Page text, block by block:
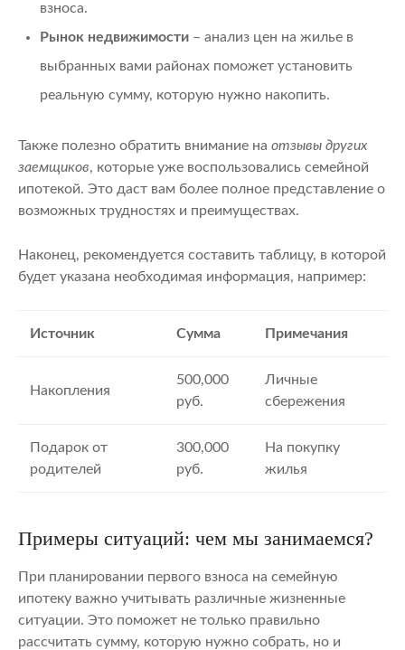
взноса.
Рынок недвижимости – анализ цен на жилье в
выбранных вами районах поможет установить
реальную сумму, которую нужно накопить.
Также полезно обратить внимание на отзывы других
заемщиков, которые уже воспользовались семейной
ипотекой. Это даст вам более полное представление о
возможных трудностях и преимуществах.
Наконец, рекомендуется составить таблицу, в которой
будет указана необходимая информация, например:
Источник Сумма Примечания
Накопления
500,000
руб.
Личные
сбережения
Подарок от
родителей
300,000
руб.
На покупку
жилья
Примеры ситуаций: чем мы занимаемся?
При планировании первого взноса на семейную
ипотеку важно учитывать различные жизненные
ситуации. Это поможет не только правильно
рассчитать сумму, которую нужно собрать, но и